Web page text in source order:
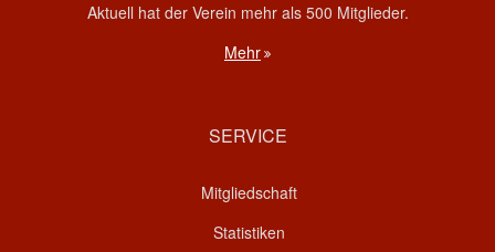
Aktuell hat der Verein mehr als 500 Mitglieder.
Mehr
SERVICE
Mitgliedschaft
Statistiken